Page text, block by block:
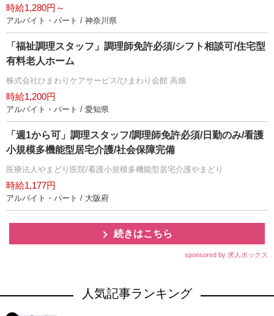
時給1,280円～
アルバイト・パート / 神奈川県
「福祉調理スタッフ」調理師免許必須/シフト相談可/住宅型
有料老人ホーム
株式会社ひまわりケアサービス/ひまわり会館 高畑
時給1,200円
アルバイト・パート / 愛知県
「週1から可」調理スタッフ/調理師免許必須/日勤のみ/看護
小規模多機能型居宅介護/社会保障完備
医療法人やまどり医院/看護小規模多機能型居宅介護やまどり
時給1,177円
アルバイト・パート / 大阪府
続きはこちら
sponsored by 求人ボックス
人気記事ランキング